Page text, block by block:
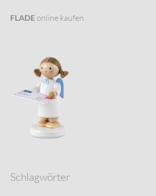
FLADE online kaufen
Schlagwörter